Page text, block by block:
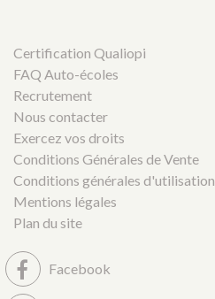
Certification Qualiopi
FAQ Auto-écoles
Recrutement
Nous contacter
Exercez vos droits
Conditions Générales de Vente
Conditions générales d'utilisation
Mentions légales
Plan du site
Facebook